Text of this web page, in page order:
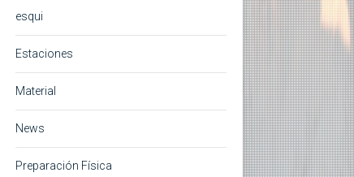
esqui
Estaciones
Material
News
Preparación Física